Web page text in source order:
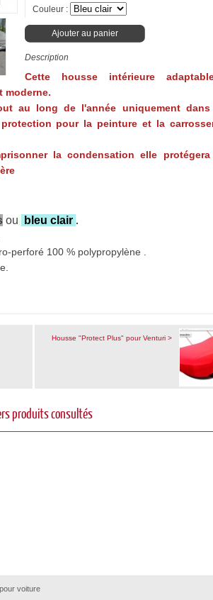
Couleur :
Ajouter au panier
Description
Cette housse intérieure
moderne.
au long de l'année uniquement dans
pour la peinture et la
la condensation elle
ou bleu clair .
perforé 100 % polypropylène .
Housse "Protect Plus" pour Venturi >
produits consultés
voiture